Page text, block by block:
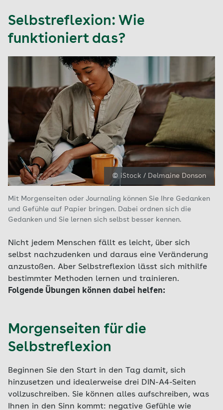
Selbstreflexion: Wie
funktioniert das?
Mit Morgenseiten oder Journaling können Sie Ihre Gedanken
und Gefühle auf Papier bringen. Dabei ordnen sich die
Gedanken und Sie lernen sich selbst besser kennen.
© iStock / Delmaine Donson
Nicht jedem Menschen fällt es leicht, über sich
selbst nachzudenken und daraus eine Veränderung
anzustoßen. Aber Selbstreflexion lässt sich mithilfe
bestimmter Methoden lernen und trainieren.
Folgende Übungen können dabei helfen:
Morgenseiten für die
Selbstreflexion
Beginnen Sie den Start in den Tag damit, sich
hinzusetzen und idealerweise drei DIN-A4-Seiten
vollzuschreiben. Sie können alles aufschreiben, was
Ihnen in den Sinn kommt: negative Gefühle wie